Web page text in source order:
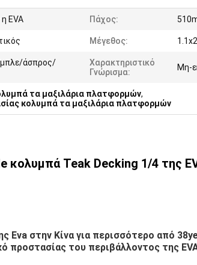
EVA Πάχος:
Μέγεθος:
άσπρος/
Χαρακτηριστικό
Γνώρισμα:
Μη-
τα μαξιλάρια πλατφορμών,
κολυμπά τα μαξιλάρια πλατφορμών
κολυμπά Teak Decking 1/4 της
Eva στην Κίνα για περισσότερο από
προστασίας του περιβάλλοντος της